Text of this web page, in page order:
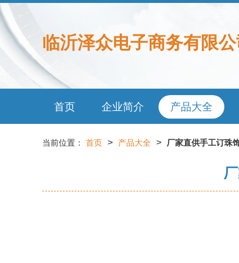
临沂泽众电子商务有限公
首页 企业简介 产品大全
当前位置： 首页 > 产品大全 > 厂家直供手工订珠